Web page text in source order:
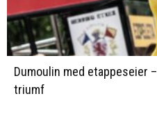
Dumoulin med etappeseier
triumf